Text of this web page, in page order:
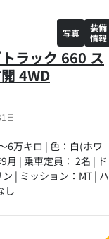
日
ラック 660 ス
4WD
6万キロ | 色：白(ホワ
月 | 乗車定員： 2名 | ド
| ミッション：MT | ハ
し
写真
装備
情報